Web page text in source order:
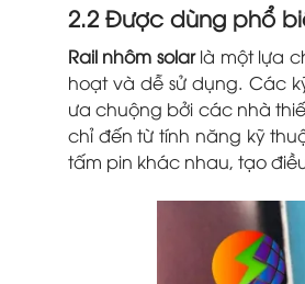
2.2 Được dùng phổ
Rail nhôm solarlà một lựa
hoạt và dễ sử dụng. Các
ưa chuộng bởi các nhà
chỉ đến từ tính năng kỹ
tấm pin khác nhau, tạo